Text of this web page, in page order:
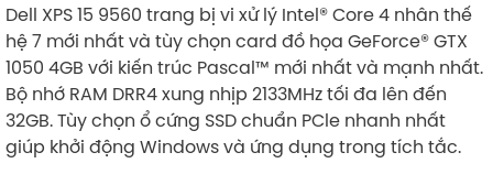
Dell XPS 15 9560 trang bị vi xử lý Intel® Core 4 nhân thế
hệ 7 mới nhất và tùy chọn card đồ họa GeForce® GTX
1050 4GB với kiến trúc Pascal™ mới nhất và mạnh nhất.
Bộ nhớ RAM DRR4 xung nhịp 2133MHz tối đa lên đến
32GB. Tùy chọn ổ cứng SSD chuẩn PCle nhanh nhất
giúp khởi động Windows và ứng dụng trong tích tắc.